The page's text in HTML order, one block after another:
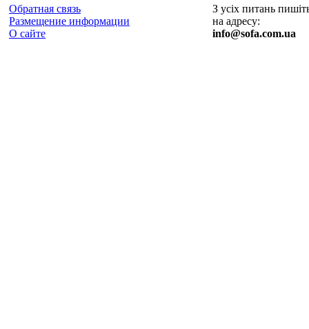
Обратная связь
Размещение информации
О сайте
З усіх питань
на адресу:
info@sofa.com.ua